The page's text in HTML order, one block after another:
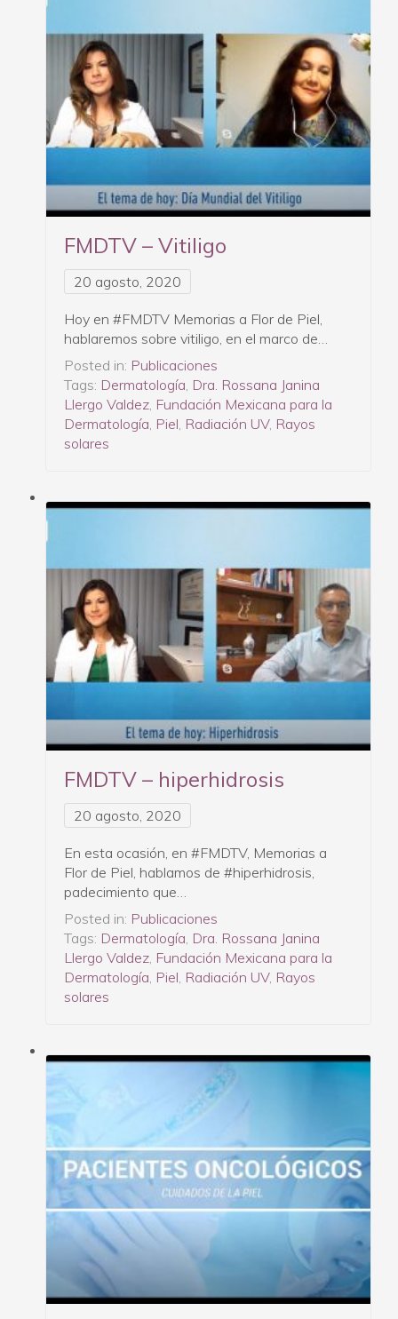
FMDTV – Vitiligo
20 agosto, 2020
Hoy en #FMDTV Memorias a Flor de Piel,
hablaremos sobre vitiligo, en el marco de…
Posted in: Publicaciones
Tags: Dermatología Dra. Rossana Janina
Llergo Valdez, Fundación Mexicana para la
Dermatología Piel Radiación UV, Rayos
solares
FMDTV – hiperhidrosis
20 agosto, 2020
En esta ocasión, en #FMDTV, Memorias a
Flor de Piel, hablamos de #hiperhidrosis,
padecimiento que…
Posted in: Publicaciones
Tags: Dermatología Dra. Rossana Janina
Llergo Valdez, Fundación Mexicana para la
Dermatología Piel Radiación UV, Rayos
solares